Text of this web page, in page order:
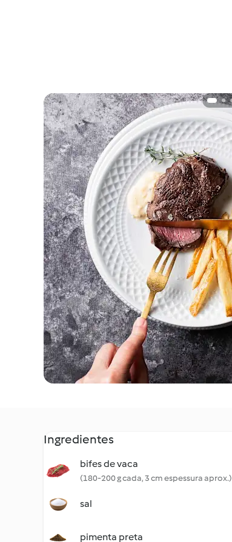
Ingredientes
bifes de vaca
(180-200 g cada, 3 cm espessura aprox.)
sal
pimenta preta